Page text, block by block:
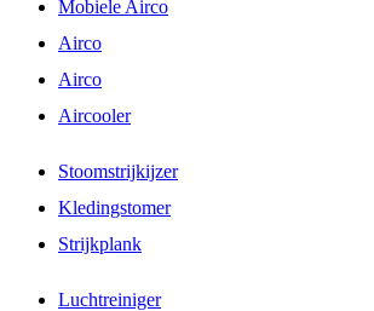
Mobiele Airco
Airco
Airco
Aircooler
Stoomstrijkijzer
Kledingstomer
Strijkplank
Luchtreiniger